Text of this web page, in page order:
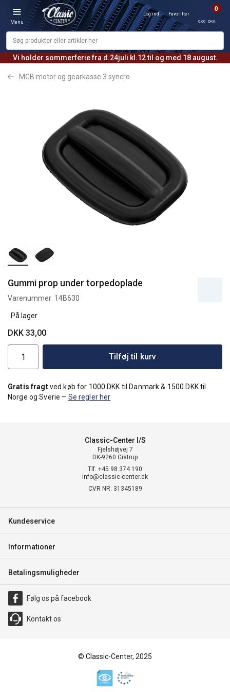
Vi holder sommerferie fra d.24juli kl.12 til og med 18 august.
Menu
Log ind Favoritter
0
0,00 DKK
MGB motor og gearkasse 3 syncro
Gummi prop under torpedoplade
Varenummer: 14B630
På lager
DKK 33,00
Tilføj til kurv
Gratis fragtved køb for 1000 DKK til Danmark & 1500 DKK til
Norge og Sverie – Se regler her
Classic-Center I/S
Fjelshøjvej 7
DK-9260 Gistrup
Tlf. +45 98 374 190
info@classic-center.dk
CVR NR. 31345189
Kundeservice
Informationer
Betalingsmuligheder
Følg os på facebook
Kontakt os
© Classic-Center, 2025